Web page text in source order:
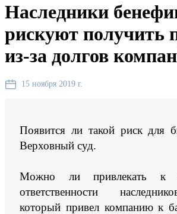
Наследники
рискуют получить
из-за долгов
15 ноября 2019 г.
Появится ли такой риск для
Верховный суд.
Можно ли привлекать к
ответственности
который привел компанию к